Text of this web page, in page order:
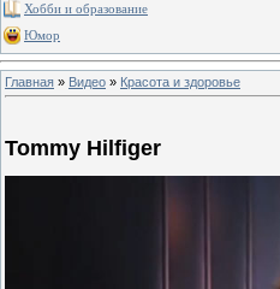
Хобби и образование
Юмор
Главная » Видео » Красота и здоровье
Tommy Hilfiger